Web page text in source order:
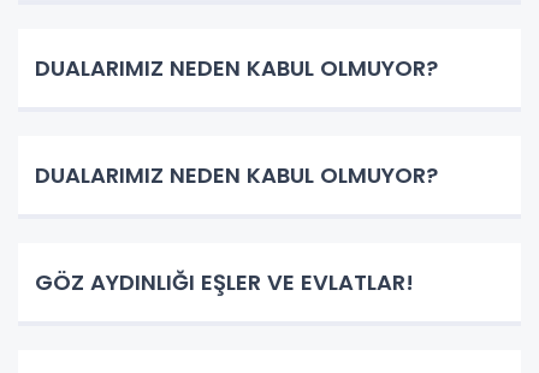
DUALARIMIZ NEDEN KABUL OLMUYOR?
DUALARIMIZ NEDEN KABUL OLMUYOR?
GÖZ AYDINLIĞI EŞLER VE EVLATLAR!